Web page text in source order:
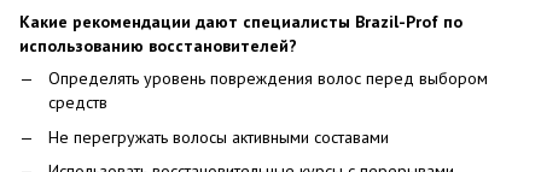
Какие рекомендации дают специалисты Brazil-Prof по
использованию восстановителей?
Определять уровень повреждения волос перед выбором
средств
Не перегружать волосы активными составами